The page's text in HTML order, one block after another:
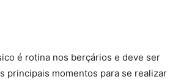
é rotina nos berçários e deve ser
principais momentos para se realizar